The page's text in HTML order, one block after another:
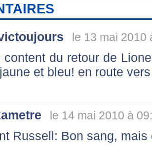
le 13 mai 2010
content du retour de
et bleu! en route
le 14 mai 2010 à
Russell: Bon sang,